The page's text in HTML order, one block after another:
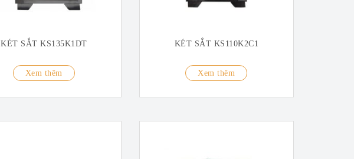
KÉT SẮT KS135K1DT
Xem thêm
KÉT SẮT KS110K2C1
Xem thêm